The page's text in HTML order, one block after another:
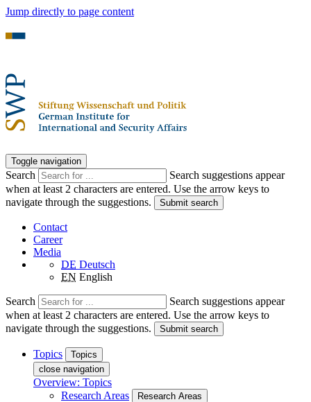
Jump directly to page content
Toggle navigation
Search
Search suggestions appear
when at least 2 characters are entered. Use the arrow keys to
navigate through the suggestions.
Submit search
Contact
Career
Media
DE Deutsch
EN English
Search
Search suggestions appear
when at least 2 characters are entered. Use the arrow keys to
navigate through the suggestions.
Submit search
Topics
Topics
close navigation
Overview: Topics
Research Areas
Research Areas